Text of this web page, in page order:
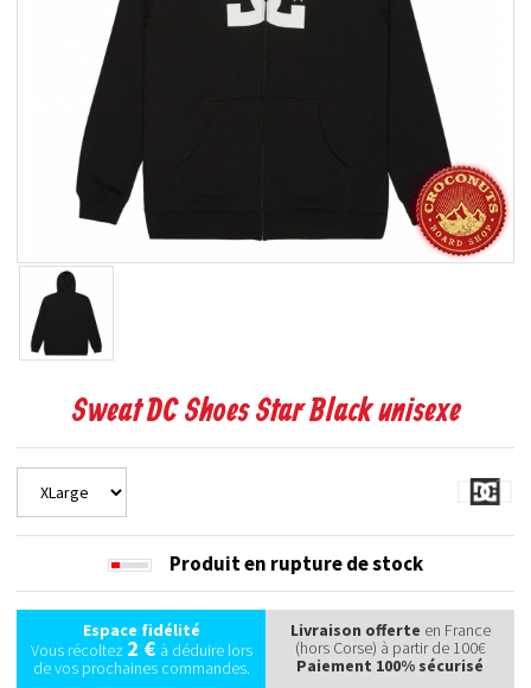
Sweat DC Shoes Star Black unisexe
Produit en rupture de stock
Espace fidélité
Vous récoltez 2 €à déduire lors
de vos prochaines commandes.
Livraison offerte en France
(hors Corse) à partir de 100€
Paiement 100% sécurisé